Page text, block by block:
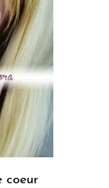
coeur